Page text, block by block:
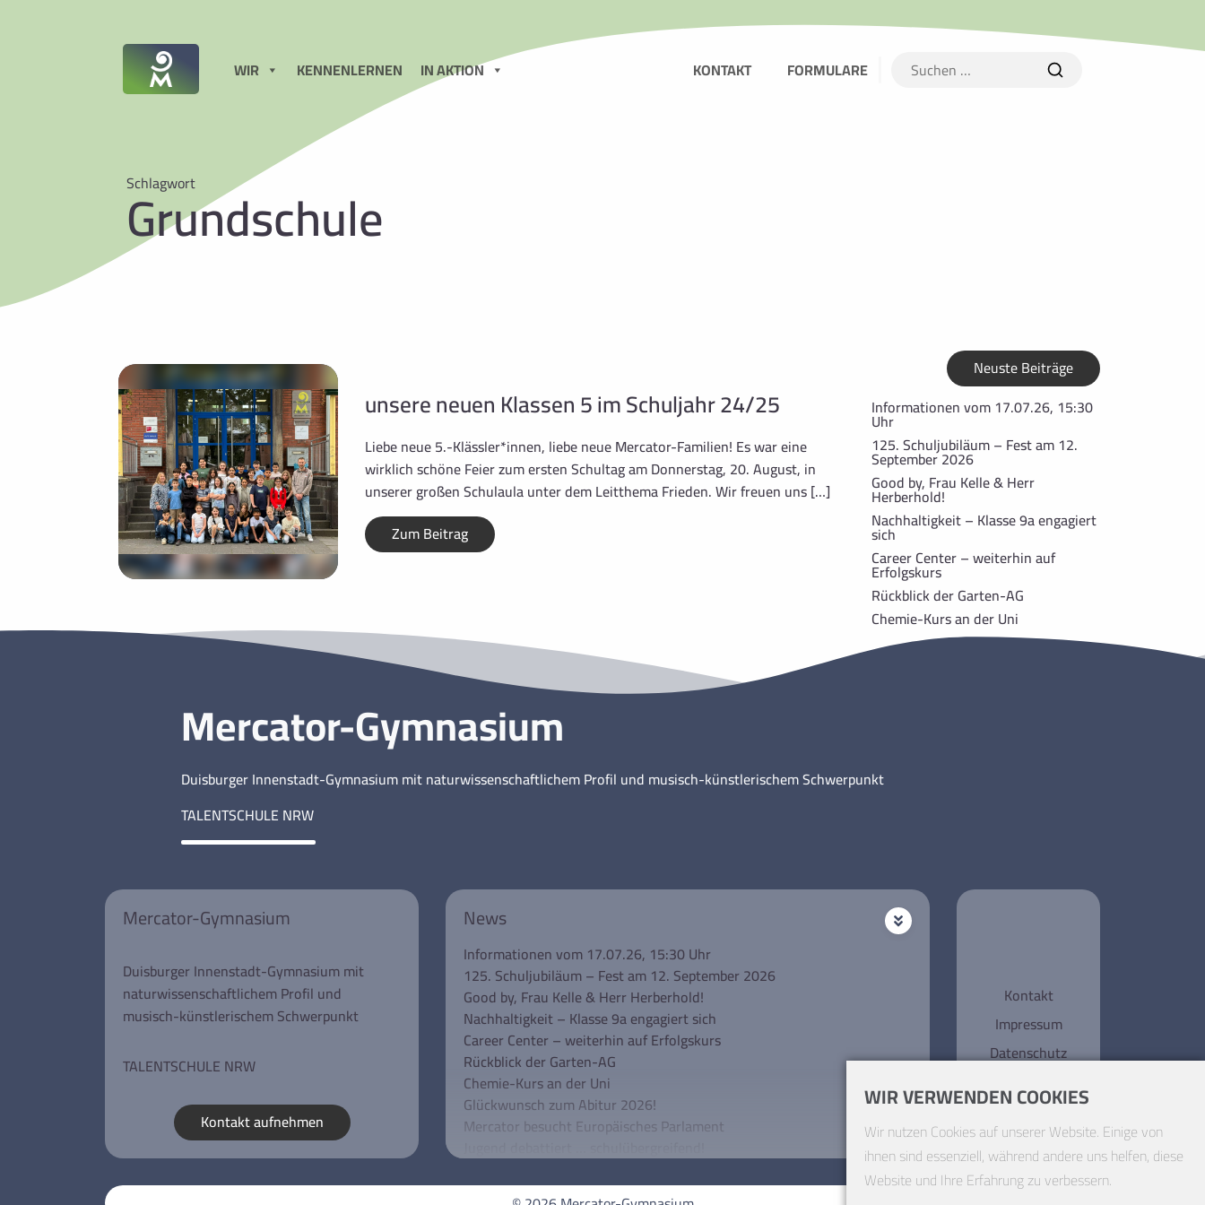
WIR KENNENLERNEN IN AKTION KONTAKT FORMULARE Suchen
nach:
Schlagwort
Grundschule
unsere neuen Klassen 5 im Schuljahr 24/25
Liebe neue 5.-Klässler*innen, liebe neue Mercator-Familien! Es war eine
wirklich schöne Feier zum ersten Schultag am Donnerstag, 20. August, in
unserer großen Schulaula unter dem Leitthema Frieden. Wir freuen uns […]
Zum Beitrag
Neuste Beiträge
Informationen vom 17.07.26, 15:30
Uhr
125. Schuljubiläum – Fest am 12.
September 2026
Good by, Frau Kelle & Herr
Herberhold!
Nachhaltigkeit – Klasse 9a engagiert
sich
Career Center – weiterhin auf
Erfolgskurs
Rückblick der Garten-AG
Chemie-Kurs an der Uni
Mercator-Gymnasium
Duisburger Innenstadt-Gymnasium mit naturwissenschaftlichem Profil und musisch-künstlerischem Schwerpunkt
TALENTSCHULE NRW
Mercator-Gymnasium
Duisburger Innenstadt-Gymnasium mit
naturwissenschaftlichem Profil und
musisch-künstlerischem Schwerpunkt
TALENTSCHULE NRW
Kontakt aufnehmen
News
Informationen vom 17.07.26, 15:30 Uhr
125. Schuljubiläum – Fest am 12. September 2026
Good by, Frau Kelle & Herr Herberhold!
Nachhaltigkeit – Klasse 9a engagiert sich
Career Center – weiterhin auf Erfolgskurs
Rückblick der Garten-AG
Chemie-Kurs an der Uni
Glückwunsch zum Abitur 2026!
Mercator besucht Europäisches Parlament
Schulkonferenz aktuell
Kontakt
Impressum
Datenschutz
WIR VERWENDEN COOKIES
Wir nutzen Cookies auf unserer Website. Einige von
ihnen sind essenziell, während andere uns helfen, diese
Website und Ihre Erfahrung zu verbessern.